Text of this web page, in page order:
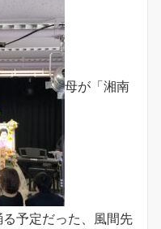
母が「湘南
予定だった、風間先